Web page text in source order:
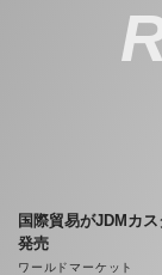
国際貿易がJDMカ
発売
ワールドマーケット